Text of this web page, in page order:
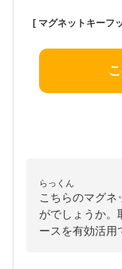
らっくん
こちらのマグネ
がでしょうか。
ースを有効活用